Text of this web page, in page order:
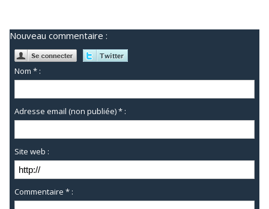
Nouveau commentaire :
Nom * :
Adresse email (non publiée) * :
Site web :
Commentaire * :